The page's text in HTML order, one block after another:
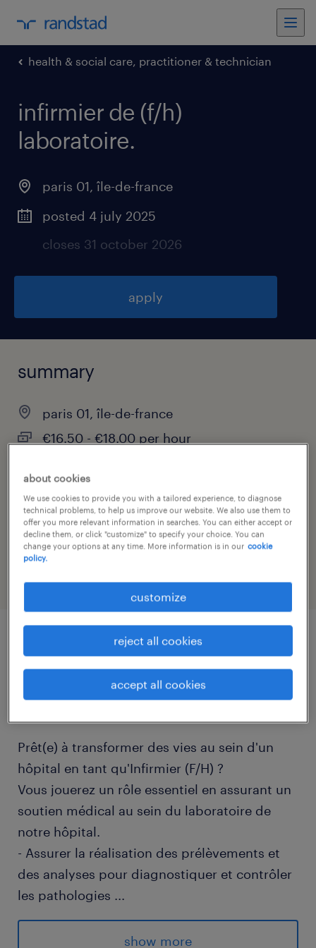
health & social care, practitioner & technician
infirmier de (f/h)
laboratoire.
paris 01, île-de-france
posted 4 july 2025
closes 31 october 2026
apply
summary
paris 01, île-de-france
€16.50 - €18.00 per hour
job category
health & social care, practitioner & technician
job details
descriptif du poste
Prêt(e) à transformer des vies au sein d'un
hôpital en tant qu'Infirmier (F/H) ?
Vous jouerez un rôle essentiel en assurant un
soutien médical au sein du laboratoire de
notre hôpital.
- Assurer la réalisation des prélèvements et
des analyses pour diagnostiquer et contrôler
les pathologies ...
- Collaborer avec l'équipe médicale pour
interpréter les résultats et proposer les
show more
about cookies
We use cookies to provide you with a tailored experience, to diagnose
technical problems, to help us improve our website. We also use them to
offer you more relevant information in searches. You can either accept or
decline them, or click "customize" to specify your choice. You can
change your options at any time. More information is in our cookie
policy.
customize
reject all cookies
accept all cookies